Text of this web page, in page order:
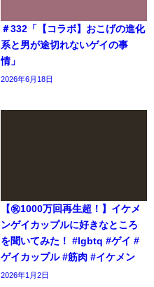
＃332「【コラボ】おこげの進化
系と男が途切れないゲイの事
情」
2026年6月18日
【㊗️1000万回再生超！】イケメ
ンゲイカップルに好きなところ
を聞いてみた！ #lgbtq #ゲイ #
ゲイカップル #筋肉 #イケメン
2026年1月2日